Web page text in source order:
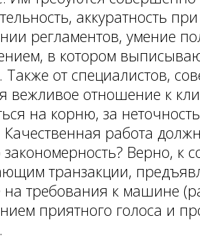
аккуратность
регламентов, умение
в котором
Также от специалистов,
вежливое отношение к
на корню, за
работа
закономерность? Верно, к
транзакции,
требования к машине
приятного голоса и